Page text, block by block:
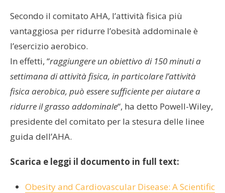
Secondo il comitato AHA, l’attività fisica più
vantaggiosa per ridurre l’obesità addominale è
l’esercizio aerobico.
In effetti, “raggiungere un obiettivo di 150 minuti a
settimana di attività fisica, in particolare l’attività
fisica aerobica, può essere sufficiente per aiutare a
ridurre il grasso addominale“, ha detto Powell-Wiley,
presidente del comitato per la stesura delle linee
guida dell’AHA.
Scarica e leggi il documento in full text:
Obesity and Cardiovascular Disease: A Scientific